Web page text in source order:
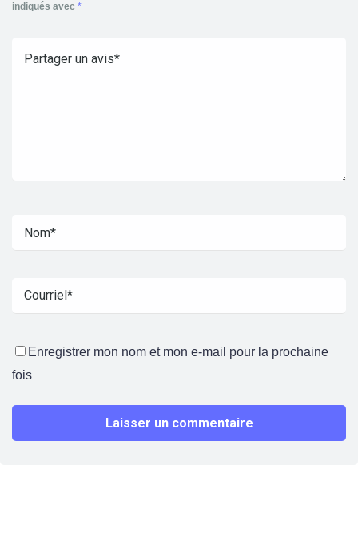
indiqués avec *
Enregistrer mon nom et mon e-mail pour la prochaine
fois